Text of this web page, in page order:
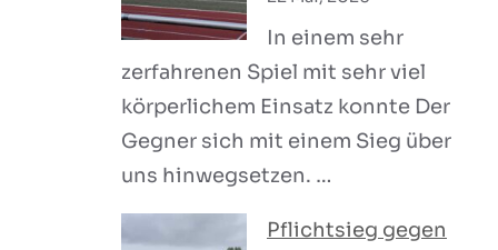
In einem sehr
zerfahrenen Spiel mit sehr viel
körperlichem Einsatz konnte Der
Gegner sich mit einem Sieg über
uns hinwegsetzen. …
Pflichtsieg gegen